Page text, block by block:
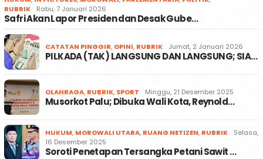
RUBRIK
Rabu, 7 Januari 2026
Safri Akan Lapor Presiden dan Desak Gube…
CATATAN PINGGIR, OPINI, RUBRIK Jumat, 2 Januari 2026
PILKADA (TAK) LANGSUNG DAN LANGSUNG; SIA…
OLAHRAGA, RUBRIK, SPORT Minggu, 21 Desember 2025
Musorkot Palu; Dibuka Wali Kota, Reynold…
HUKUM, MOROWALI UTARA, RUANG NETIZEN, RUBRIK
Selasa,
16 Desember 2025
Soroti Penetapan Tersangka Petani Sawit …